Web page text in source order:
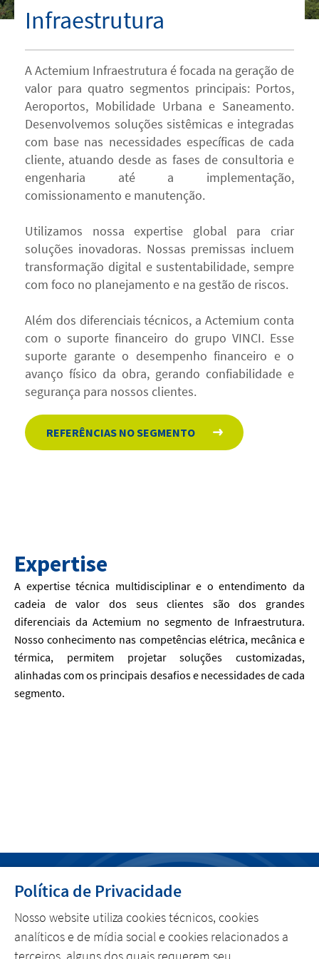
Infraestrutura
A Actemium Infraestrutura é focada na geração de
valor para quatro segmentos principais: Portos,
Aeroportos, Mobilidade Urbana e Saneamento.
Desenvolvemos soluções sistêmicas e integradas
com base nas necessidades específicas de cada
cliente, atuando desde as fases de consultoria e
engenharia até a implementação,
comissionamento e manutenção.
Utilizamos nossa expertise global para criar
soluções inovadoras. Nossas premissas incluem
transformação digital e sustentabilidade, sempre
com foco no planejamento e na gestão de riscos.
Além dos diferenciais técnicos, a Actemium conta
com o suporte financeiro do grupo VINCI. Esse
suporte garante o desempenho financeiro e o
avanço físico da obra, gerando confiabilidade e
segurança para nossos clientes.
REFERÊNCIAS NO SEGMENTO
Expertise
A expertise técnica multidisciplinar e o entendimento da
cadeia de valor dos seus clientes são dos grandes
diferenciais da Actemium no segmento de Infraestrutura.
Nosso conhecimento nas competências elétrica, mecânica e
térmica, permitem projetar soluções customizadas,
alinhadas com os principais desafios e necessidades de cada
segmento.
POLÍTICA DE PRIVACIDADE
Política de Privacidade
Nosso website utiliza cookies técnicos, cookies
analíticos e de mídia social e cookies relacionados a